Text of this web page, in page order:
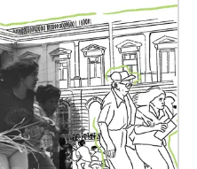
a un costado de la
oriente, frente a